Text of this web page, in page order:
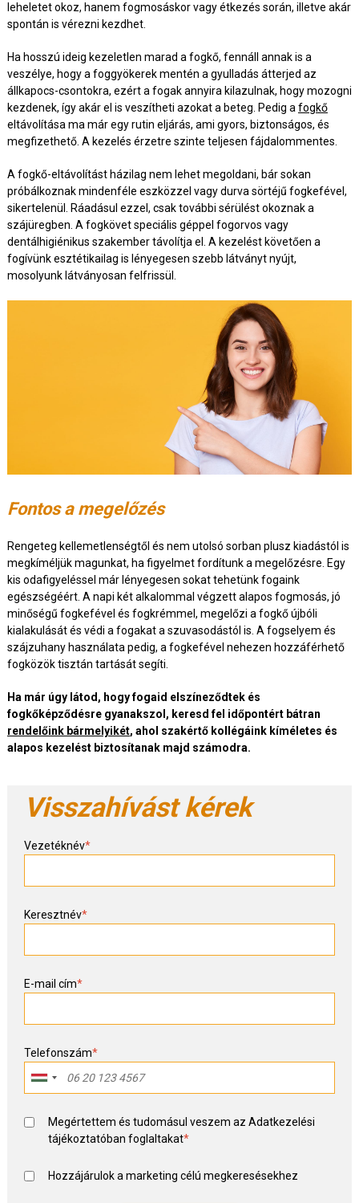
leheletet okoz, hanem fogmosáskor vagy étkezés során, illetve akár
spontán is vérezni kezdhet.
Ha hosszú ideig kezeletlen marad a fogkő, fennáll annak is a
veszélye, hogy a foggyökerek mentén a gyulladás átterjed az
állkapocs-csontokra, ezért a fogak annyira kilazulnak, hogy mozogni
kezdenek, így akár el is veszítheti azokat a beteg. Pedig a fogkő
eltávolítása ma már egy rutin eljárás, ami gyors, biztonságos, és
megfizethető. A kezelés érzetre szinte teljesen fájdalommentes.
A fogkő-eltávolítást házilag nem lehet megoldani, bár sokan
próbálkoznak mindenféle eszközzel vagy durva sörtéjű fogkefével,
sikertelenül. Ráadásul ezzel, csak további sérülést okoznak a
szájüregben. A fogkövet speciális géppel fogorvos vagy
dentálhigiénikus szakember távolítja el. A kezelést követően a
fogívünk esztétikailag is lényegesen szebb látványt nyújt,
mosolyunk látványosan felfrissül.
Fontos a megelőzés
Rengeteg kellemetlenségtől és nem utolsó sorban plusz kiadástól is
megkíméljük magunkat, ha figyelmet fordítunk a megelőzésre. Egy
kis odafigyeléssel már lényegesen sokat tehetünk fogaink
egészségéért. A napi két alkalommal végzett alapos fogmosás, jó
minőségű fogkefével és fogkrémmel, megelőzi a fogkő újbóli
kialakulását és védi a fogakat a szuvasodástól is. A fogselyem és
szájzuhany használata pedig, a fogkefével nehezen hozzáférhető
fogközök tisztán tartását segíti.
Ha már úgy látod, hogy fogaid elszíneződtek és
fogkőképződésre gyanakszol, keresd fel időpontért bátran
rendelőink bármelyikét, ahol szakértő kollégáink kíméletes és
alapos kezelést biztosítanak majd számodra.
Visszahívást kérek
Vezetéknév*
Keresztnév*
E-mail cím*
Telefonszám*
Megértettem és tudomásul veszem azAdatkezelési
tájékoztatóban foglaltakat*
Hozzájárulok a marketing célú megkeresésekhez